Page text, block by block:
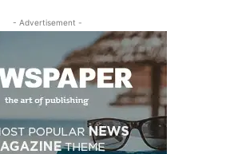
- Advertisement -